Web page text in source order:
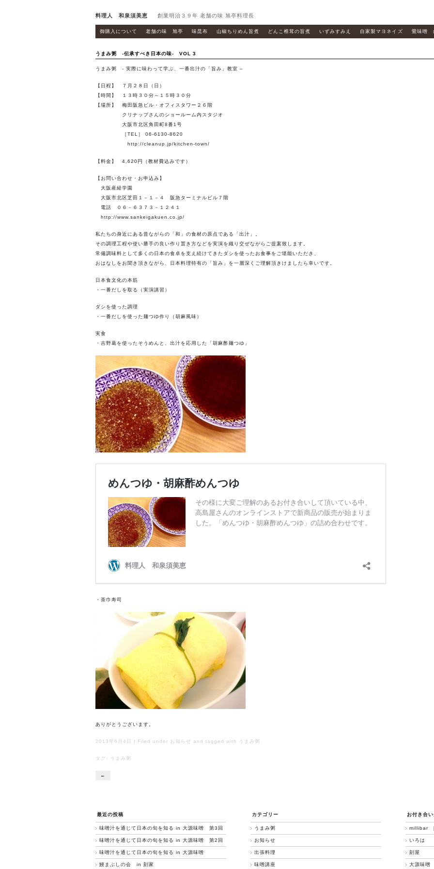
料理人 和泉須美恵 創業明治３９年 老舗の味 旭亭料理長
御購入について 老舗の味 旭亭 味昆布 山椒ちりめん旨煮 どんこ椎茸の旨煮 いずみすみえ 自家製マヨネイズ 鶯味噌
うまみ粥 -伝承すべき日本の味- VOL 3
うまみ粥 - 実際に味わって学ぶ、一番出汁の「旨み」教室 –
【日程】 ７月２８日（日）
【時間】 １３時３０分～１５時３０分
【場所】 梅田阪急ビル・オフィスタワー２６階
クリナップさんのショールーム内スタジオ
大阪市北区角田町8番1号
［TEL］ 06-6130-8620
http://cleanup.jp/kitchen-town/
【料金】 4,620円（教材費込みです）
【お問い合わせ・お申込み】
大阪産経学園
大阪市北区芝田１－１－４ 阪急ターミナルビル７階
電話 ０６－６３７３－１２４１
http://www.sankeigakuen.co.jp/
私たちの身近にある昔ながらの「和」の食材の原点である「出汁」。
その調理工程や使い勝手の良い作り置き方などを実演を織り交ぜながらご提案致します。
常備調味料として多くの日本の食卓を支え続けてきたダシを使ったお食事をご堪能いただき、
おはなしをお聞き頂きながら、日本料理特有の「旨み」を一層深くご理解頂きけましたら幸いです。
日本食文化の本筋
・一番だしを取る（実演講習）
ダシを使った調理
・一番だしを使った麺つゆ作り（胡麻風味）
実食
・吉野葛を使ったそうめんと、出汁を応用した「胡麻酢麺つゆ」
・茶巾寿司
ありがとうございます。
2013年6月4日 | Filed under お知らせ and tagged with うまみ粥
タグ: うまみ粥
←
最近の投稿
味噌汁を通じて日本の旬を知る in 大源味噌 第3回
味噌汁を通じて日本の旬を知る in 大源味噌 第2回
味噌汁を通じて日本の旬を知る in 大源味噌
鰻まぶしの会 in 刻家
カテゴリー
うまみ粥
お知らせ
出張料理
味噌講座
お付き合
millibar [
いろは
刻屋
大源味噌